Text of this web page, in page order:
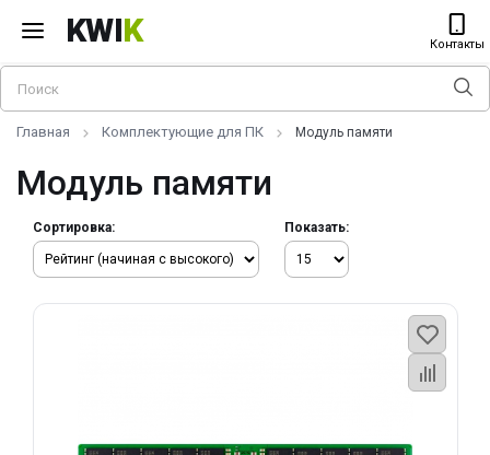
KWIK Контакты
Главная Комплектующие для ПК Модуль памяти
Модуль памяти
Сортировка: Показать: